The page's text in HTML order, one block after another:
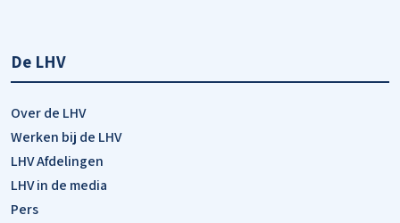
De LHV
Over de LHV
Werken bij de LHV
LHV Afdelingen
LHV in de media
Pers